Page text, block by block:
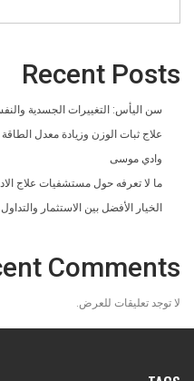
Recent Posts
سن اليأس: التغييرات الجسدية
علاج ثبات الوزن وزيادة معدل
وادي موسى
ما لا تعرفه حول مستشفيات علاج
الخيار الأفضل بين الاستثمار والتداول
Comments
لا توجد تعليقات للعرض.